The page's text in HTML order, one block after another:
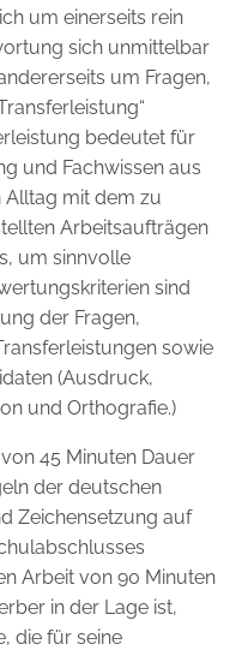
um einerseits rein
sich unmittelbar
um Fragen,
bedeutet für
und Fachwissen aus
Alltag mit dem zu
Arbeitsaufträgen
um sinnvolle
sind
der Fragen,
sowie
(Ausdruck,
und Orthografie.)
45 Minuten Dauer
der deutschen
Zeichensetzung auf
Arbeit von 90 Minuten
in der Lage ist,
die für seine